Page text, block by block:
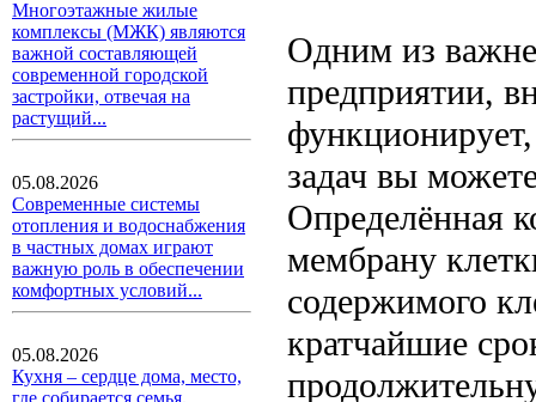
Многоэтажные жилые
комплексы (МЖК) являются
важной составляющей
современной городской
застройки, отвечая на
растущий...
05.08.2026
Современные системы
отопления и водоснабжения
в частных домах играют
важную роль в обеспечении
комфортных условий...
05.08.2026
Кухня – сердце дома, место,
где собирается семья,
Одним из
предприятии,
задач вы
Определённая
мембрану
содержимого
кратчайшие